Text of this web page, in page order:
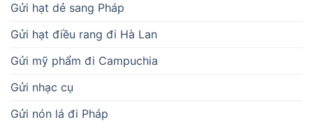
Gửi hạt dẻ sang Pháp
Gửi hạt điều rang đi Hà Lan
Gửi mỹ phẩm đi Campuchia
Gửi nhạc cụ
Gửi nón lá đi Pháp